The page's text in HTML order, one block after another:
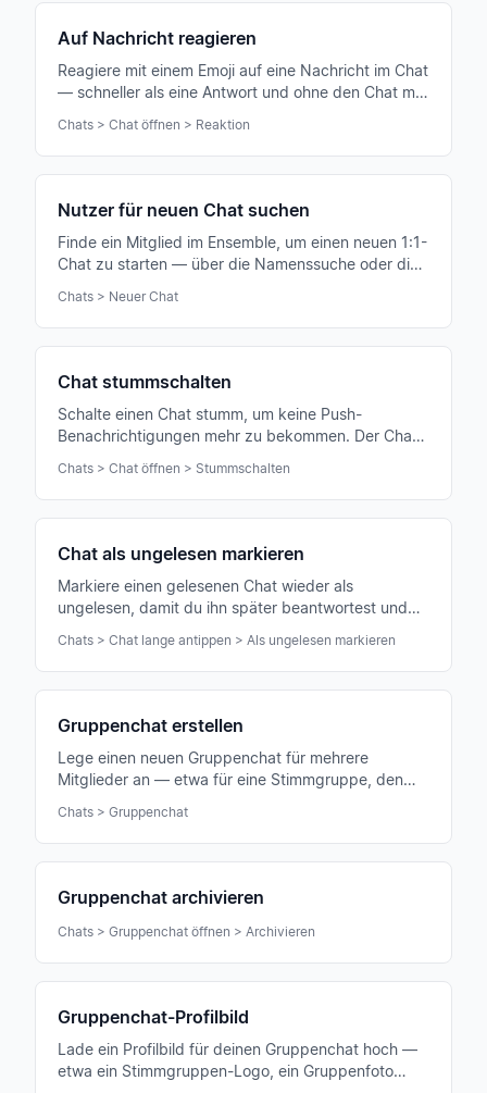
Auf Nachricht reagieren
Reagiere mit einem Emoji auf eine Nachricht im Chat
— schneller als eine Antwort und ohne den Chat mit
Chats > Chat öffnen > Reaktion
Nutzer für neuen Chat suchen
Finde ein Mitglied im Ensemble, um einen neuen 1:1-
Chat zu starten — über die Namenssuche oder die
Chats > Neuer Chat
Chat stummschalten
Schalte einen Chat stumm, um keine Push-
Benachrichtigungen mehr zu bekommen. Der Chat
Chats > Chat öffnen > Stummschalten
Chat als ungelesen markieren
Markiere einen gelesenen Chat wieder als
ungelesen, damit du ihn später beantwortest und
Chats > Chat lange antippen > Als ungelesen markieren
Gruppenchat erstellen
Lege einen neuen Gruppenchat für mehrere
Mitglieder an — etwa für eine Stimmgruppe, den
Ensemble.
Chats > Gruppenchat
Gruppenchat archivieren
Chats > Gruppenchat öffnen > Archivieren
Gruppenchat-Profilbild
Lade ein Profilbild für deinen Gruppenchat hoch —
etwa ein Stimmgruppen-Logo, ein Gruppenfoto